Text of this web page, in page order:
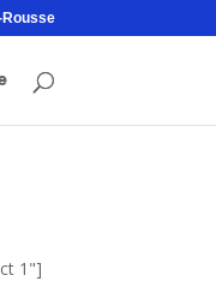
Rousse
1"]